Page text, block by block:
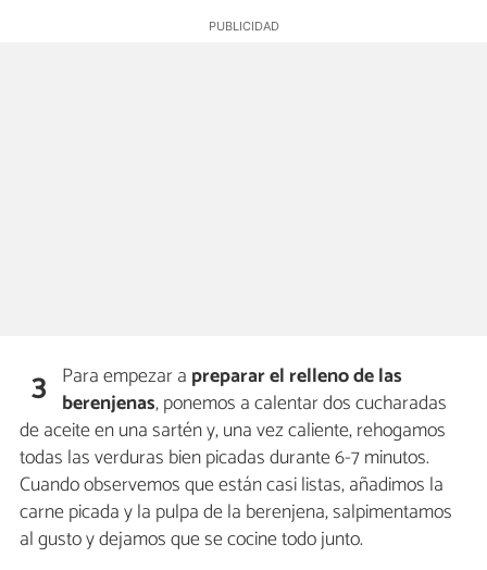
3 Para empezar a preparar el relleno de las
berenjenas, ponemos a calentar dos cucharadas
de aceite en una sartén y, una vez caliente, rehogamos
todas las verduras bien picadas durante 6-7 minutos.
Cuando observemos que están casi listas, añadimos la
carne picada y la pulpa de la berenjena, salpimentamos
al gusto y dejamos que se cocine todo junto.